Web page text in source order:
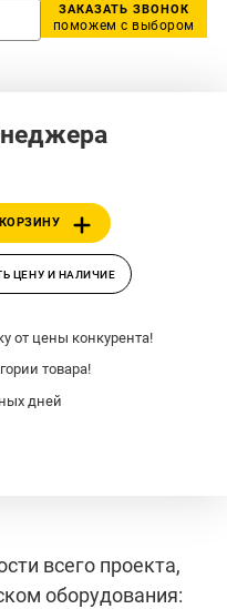
ЗАКАЗАТЬ ЗВОНОК
поможем с выбором
ЦЕНУ И НАЛИЧИЕ
от цены конкурента!
товара!
дней
всего проекта,
оборудования: